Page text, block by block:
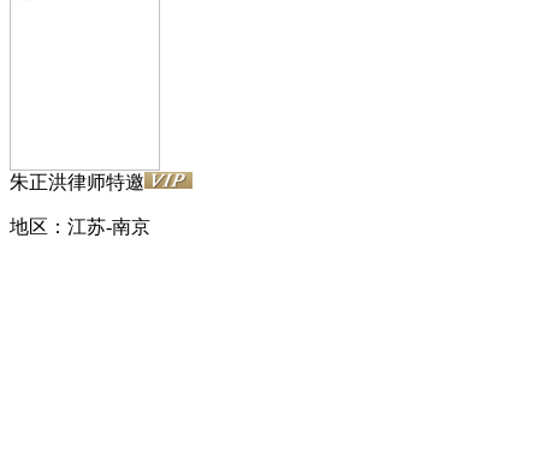
朱正洪律师特邀
地区：江苏-南京